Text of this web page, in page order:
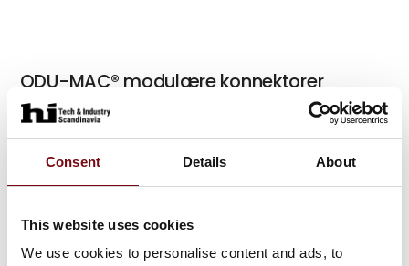
Consent Details About
This website uses cookies
We use cookies to personalise content and ads, to
ODU-MAC® modulære konnektorer